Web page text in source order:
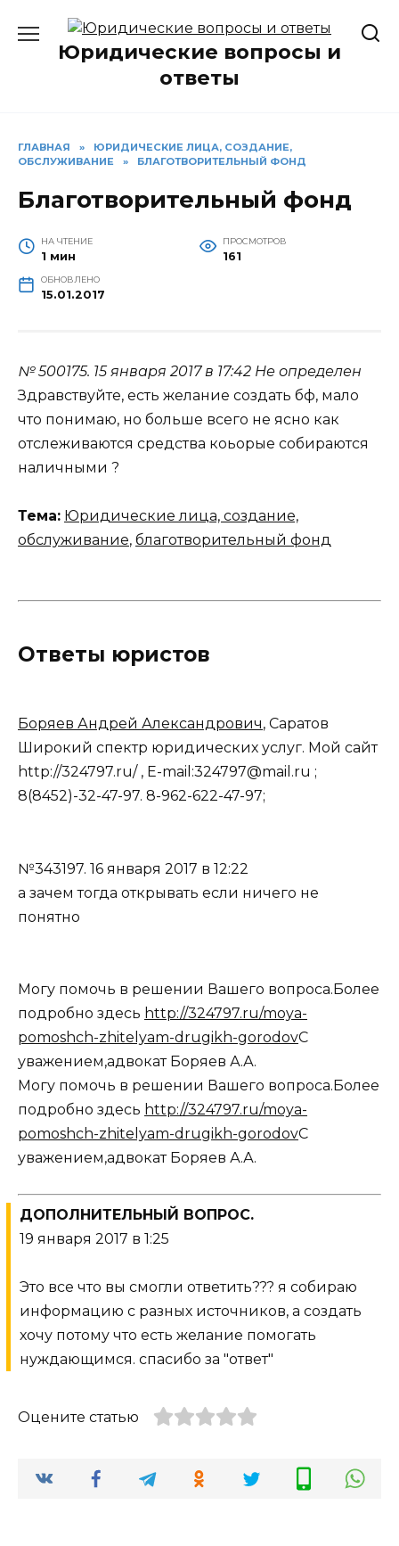
содержаниюЮридические вопросы и
ответы
ГЛАВНАЯ »
ЮРИДИЧЕСКИЕ ЛИЦА, СОЗДАНИЕ,
ОБСЛУЖИВАНИЕ
» БЛАГОТВОРИТЕЛЬНЫЙ ФОНД
Благотворительный фонд
НА ЧТЕНИЕ
1 мин
ПРОСМОТРОВ
161
ОБНОВЛЕНО
15.01.2017
№ 500175. 15 января 2017 в 17:42 Не определен
Здравствуйте, есть желание создать бф, мало
что понимаю, но больше всего не ясно как
отслеживаются средства коьорые собираются
наличными ?
Тема: Юридические лица, создание,
обслуживание, благотворительный фонд
Ответы юристов
Боряев Андрей Александрович, Саратов
Широкий спектр юридических услуг. Мой сайт
http://324797.ru/ , E-mail:324797@mail.ru ;
8(8452)-32-47-97. 8-962-622-47-97;
№343197. 16 января 2017 в 12:22
а зачем тогда открывать если ничего не
понятно
Могу помочь в решении Вашего вопроса.Более
подробно здесь http://324797.ru/moya-
pomoshch-zhitelyam-drugikh-gorodovС
уважением,адвокат Боряев А.А.
Могу помочь в решении Вашего вопроса.Более
подробно здесь http://324797.ru/moya-
pomoshch-zhitelyam-drugikh-gorodovС
уважением,адвокат Боряев А.А.
ДОПОЛНИТЕЛЬНЫЙ ВОПРОС.
19 января 2017 в 1:25
Это все что вы смогли ответить??? я собираю
информацию с разных источников, а создать
хочу потому что есть желание помогать
нуждающимся. спасибо за "ответ"
Оцените статью